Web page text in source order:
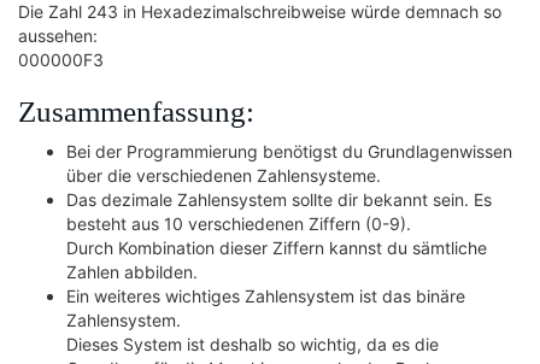
Die Zahl 243 in Hexadezimalschreibweise würde demnach so
aussehen:
000000F3
Zusammenfassung:
Bei der Programmierung benötigst du Grundlagenwissen
über die verschiedenen Zahlensysteme.
Das dezimale Zahlensystem sollte dir bekannt sein. Es
besteht aus 10 verschiedenen Ziffern (0-9).
Durch Kombination dieser Ziffern kannst du sämtliche
Zahlen abbilden.
Ein weiteres wichtiges Zahlensystem ist das binäre
Zahlensystem.
Dieses System ist deshalb so wichtig, da es die